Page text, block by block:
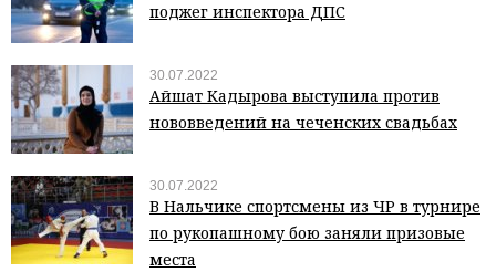
поджег инспектора ДПС
30.07.2022
Айшат Кадырова выступила против
нововведений на чеченских свадьбах
30.07.2022
В Нальчике спортсмены из ЧР в турнире
по рукопашному бою заняли призовые
места